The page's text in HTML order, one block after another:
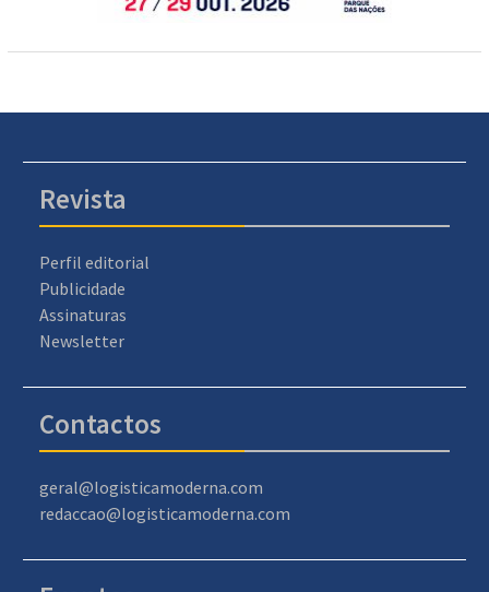
Revista
Perfil editorial
Publicidade
Assinaturas
Newsletter
Contactos
geral@logisticamoderna.com
redaccao@logisticamoderna.com